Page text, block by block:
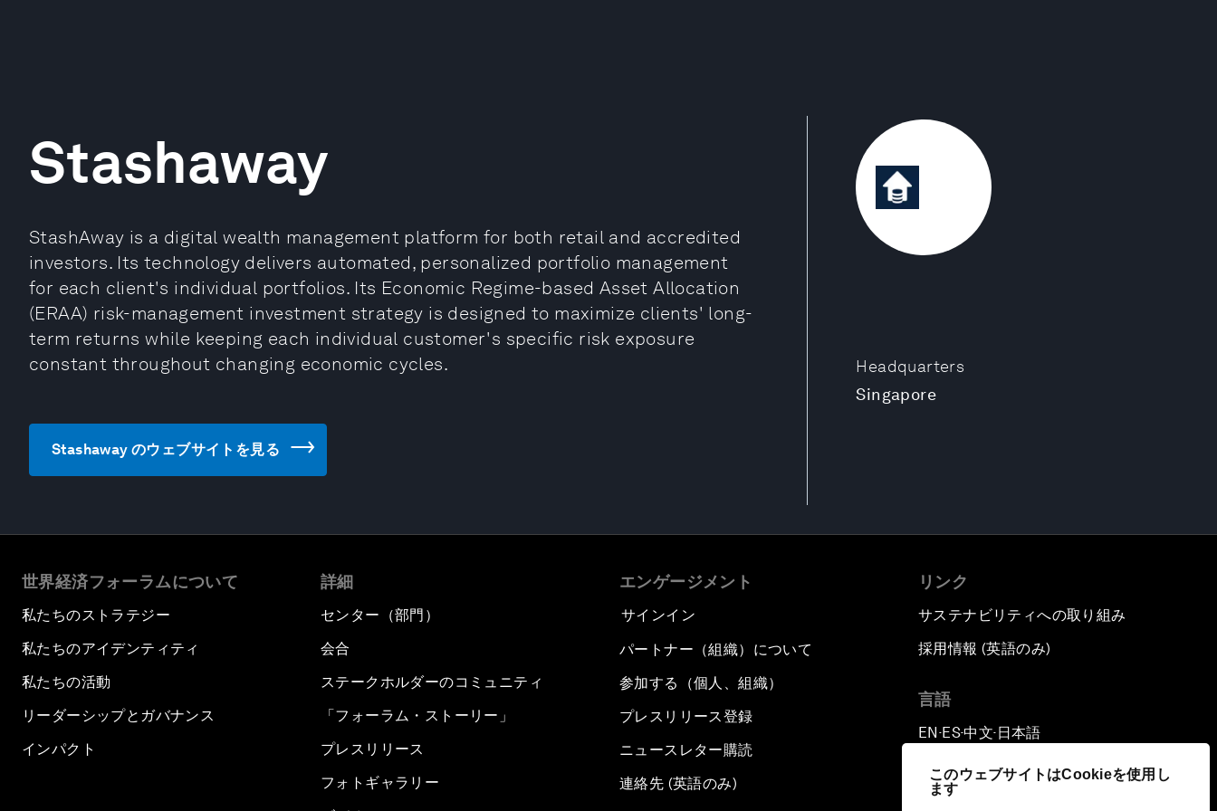
このウェブサイトはCookieを使用し
ます
Headquarters
Singapore
Stashaway
StashAway is a digital wealth management platform for both retail and accredited
investors. Its technology delivers automated, personalized portfolio management
for each client's individual portfolios. Its Economic Regime-based Asset Allocation
(ERAA) risk-management investment strategy is designed to maximize clients' long-
term returns while keeping each individual customer's specific risk exposure
constant throughout changing economic cycles.
Stashaway のウェブサイトを見る
世界経済フォーラムについて
私たちのストラテジー
私たちのアイデンティティ
私たちの活動
リーダーシップとガバナンス
インパクト
詳細
センター（部門）
会合
ステークホルダーのコミュニティ
「フォーラム・ストーリー」
プレスリリース
フォトギャラリー
エンゲージメント
サインイン
パートナー（組織）について
参加する（個人、組織）
プレスリリース登録
ニュースレター購読
連絡先 (英語のみ)
リンク
サステナビリティへの取り組み
採用情報 (英語のみ)
言語
EN ▪ES▪中文▪ 日本語